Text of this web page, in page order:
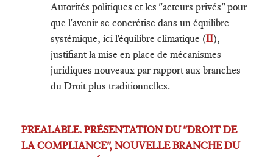
Autorités politiques et les "acteurs privés" pour
que l'avenir se concrétise dans un équilibre
systémique, ici l'équilibre climatique (II),
justifiant la mise en place de mécanismes
juridiques nouveaux par rapport aux branches
du Droit plus traditionnelles.
PREALABLE. PRÉSENTATION DU "DROIT DE
LA COMPLIANCE", NOUVELLE BRANCHE DU